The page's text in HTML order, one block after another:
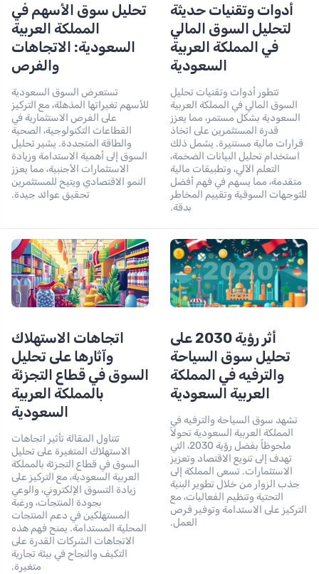
أدوات وتقنيات حديثة
لتحليل السوق المالي
في المملكة العربية
السعودية
تتطور أدوات وتقنيات تحليل
السوق المالي في المملكة العربية
السعودية بشكل مستمر، مما يعزز
قدرة المستثمرين على اتخاذ
قرارات مالية مستنيرة. يشمل ذلك
استخدام تحليل البيانات الضخمة،
التعلم الآلي، وتطبيقات مالية
متقدمة، مما يسهم في فهم أفضل
للتوجهات السوقية وتقييم المخاطر
بدقة.
تحليل سوق الأسهم في
المملكة العربية
السعودية: الاتجاهات
والفرص
تستعرض السوق السعودية
للأسهم تغيراتها المذهلة، مع التركيز
على الفرص الاستثمارية في
القطاعات التكنولوجية، الصحية
والطاقة المتجددة. يشير تحليل
السوق إلى أهمية الاستدامة وزيادة
الاستثمارات الأجنبية، مما يعزز
النمو الاقتصادي ويتيح للمستثمرين
تحقيق عوائد جيدة.
أثر رؤية 2030 على
تحليل سوق السياحة
والترفيه في المملكة
العربية السعودية
تشهد سوق السياحة والترفيه في
المملكة العربية السعودية تحولاً
ملحوظاً بفضل رؤية 2030، التي
تهدف إلى تنويع الاقتصاد وتعزيز
الاستثمارات. تسعى المملكة إلى
جذب الزوار من خلال تطوير البنية
التحتية وتنظيم الفعاليات، مع
التركيز على الاستدامة وتوفير فرص
العمل.
اتجاهات الاستهلاك
وآثارها على تحليل
السوق في قطاع التجزئة
بالمملكة العربية
السعودية
تتناول المقالة تأثير اتجاهات
الاستهلاك المتغيرة على تحليل
السوق في قطاع التجزئة بالمملكة
العربية السعودية، مع التركيز على
زيادة التسوق الإلكتروني، والوعي
بجودة المنتجات، ورغبة
المستهلكين في دعم المنتجات
المحلية المستدامة. يمنح فهم هذه
الاتجاهات الشركات القدرة على
التكيف والنجاح في بيئة تجارية
متغيرة.